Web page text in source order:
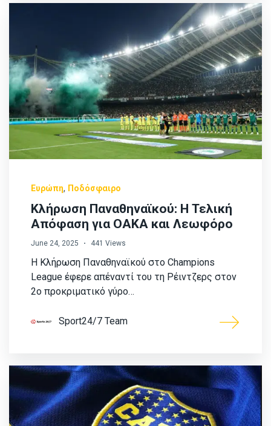
Ευρώπη, Ποδόσφαιρο
Κλήρωση Παναθηναϊκού: Η Τελική
Απόφαση για ΟΑΚΑ και Λεωφόρο
June 24, 2025 441 Views
Η Κλήρωση Παναθηναϊκού στο Champions
League έφερε απέναντί του τη Ρέιντζερς στον
2ο προκριματικό γύρο…
Sport24/7 Team